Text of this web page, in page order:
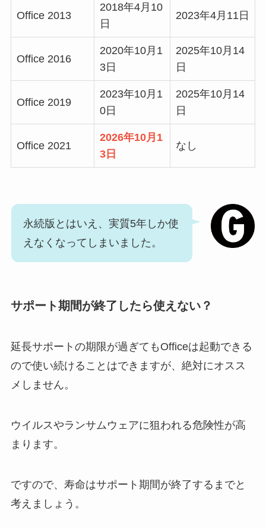
Office 2013
2018年4月10
日
2023年4月11日
Office 2016
2020年10月1
3日
2025年10月14
日
Office 2019
2023年10月1
0日
2025年10月14
日
Office 2021
2026年10月1
3日
なし
永続版とはいえ、実質5年しか使
えなくなってしまいました。
サポート期間が終了したら使えない？
延長サポートの期限が過ぎてもOfficeは起動できる
ので使い続けることはできますが、絶対にオスス
メしません。
ウイルスやランサムウェアに狙われる危険性が高
まります。
ですので、寿命はサポート期間が終了するまでと
考えましょう。